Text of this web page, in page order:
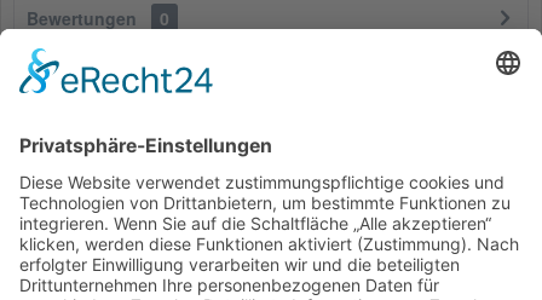
Bewertungen
0
Bewertungen lesen, schreiben und diskutieren...
Service Hotline
Shop Service
Informationen